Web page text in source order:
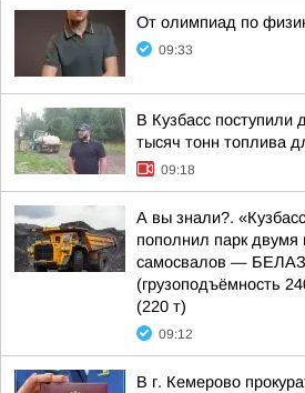
От олимпиад по
09:33
В Кузбасс поступили
тысяч тонн топлива
09:18
А вы знали?.
пополнил парк
самосвалов —
(грузоподъёмность
(220 т)
09:12
В г. Кемерово